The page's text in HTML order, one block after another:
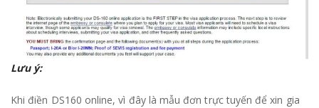
Lưu ý:
Khi điền DS160 online, vì đây là mẫu đơn trực tuyến để xin gia